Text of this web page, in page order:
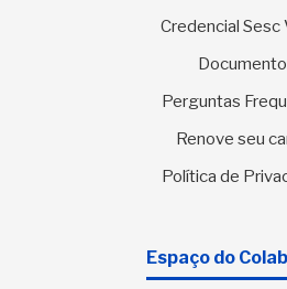
Credencial Sesc
Perguntas
Renove seu
Política de
Espaço do